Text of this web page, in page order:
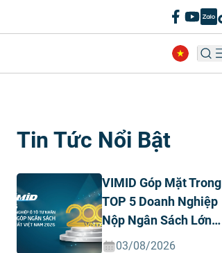
Tin Tức Nổi Bật
VIMID Góp Mặt Trong
TOP 5 Doanh Nghiệp
Nộp Ngân Sách Lớn
Nhất Việt Nam Năm
03/08/2026